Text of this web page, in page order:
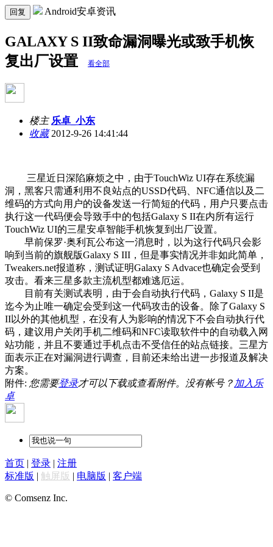
回复 Android安卓资讯
GALAXY S II致命漏洞曝光或致手机恢
复出厂设置
看全部
楼主 乐卓_小东
收藏2012-9-26 14:41:44
三星近日深陷麻烦之中，由于TouchWiz UI存在系统漏
洞，黑客只需通利用不良站点的USSD代码、NFC通信以及二
维码的方式向用户的设备发送一行简短的代码，用户只要点击
执行这一代码便会导致手中的包括Galaxy S II在内所有运行
TouchWiz UI的三星安卓智能手机恢复到出厂设置。
早前保罗·奥利瓦公布这一消息时，以为这行代码只会影
响到当前的旗舰版Galaxy S III，但是事实情况并非如此简单，
Tweakers.net报道称，测试证明Galaxy S Advace也确定会受到
攻击。看来三星多款主流机型都难逃厄运。
目前有关测试表明，由于会自动执行代码，Galaxy S II是
迄今为止唯一确定会受到这一代码攻击的设备。除了Galaxy S
II以外的其他机型，在没有人为影响的情况下不会自动执行代
码，建议用户关闭手机二维码和NFC读取软件中的自动载入网
站功能，并且不要通过手机点击不受信任的站点链接。三星方
面表示正在对漏洞进行调查，目前还未给出进一步报道及解决
方案。
附件: 您需要登录才可以下载或查看附件。没有帐号？ 加入乐
卓
首页 | 登录 | 注册
标准版 | 触屏版 | 电脑版 | 客户端
© Comsenz Inc.